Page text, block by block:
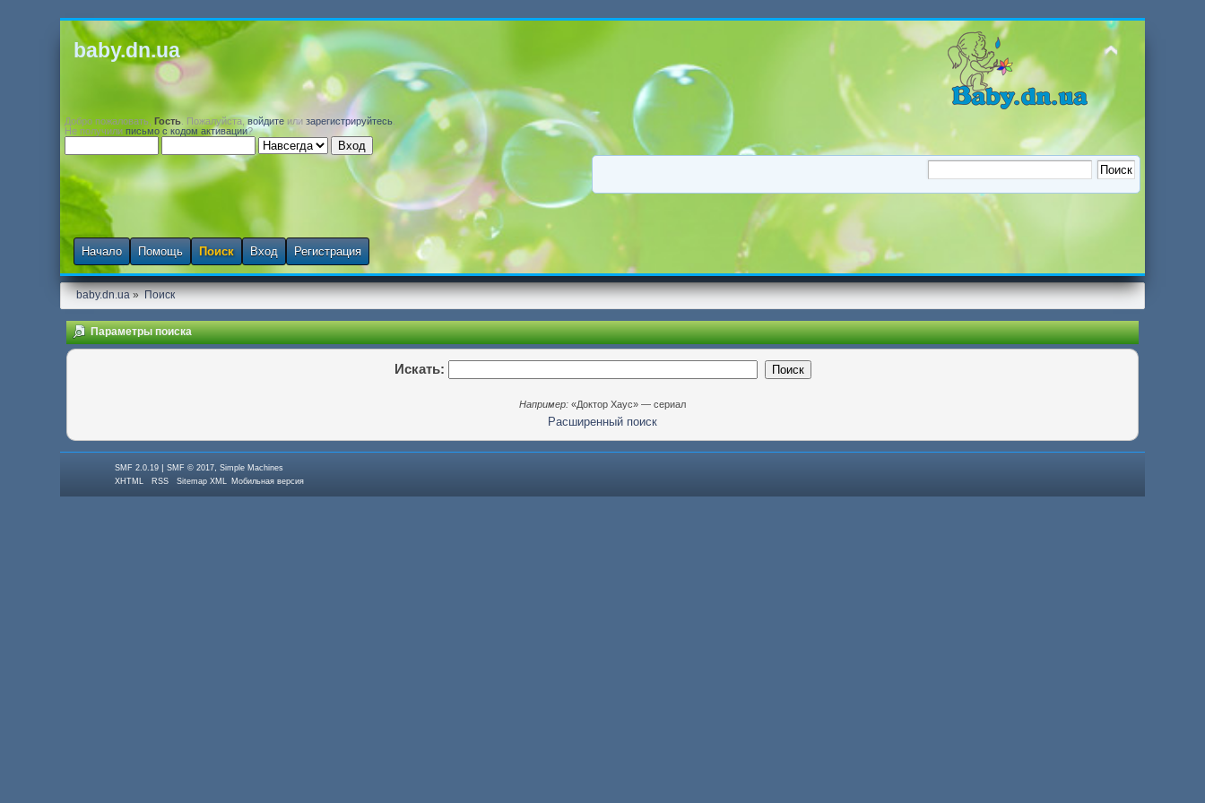
baby.dn.ua
Добро пожаловать,Гость . Пожалуйста,войдите илизарегистрируйтесь
Не получилиписьмо с кодом активации?
Начало Помощь Поиск Вход Регистрация
baby.dn.ua» Поиск
Параметры поиска
Искать:
Например: «Доктор Хаус» — сериал
Расширенный поиск
SMF 2.0.19| SMF © 2017, Simple Machines
XHTML
RSS Sitemap XML Мобильная версия